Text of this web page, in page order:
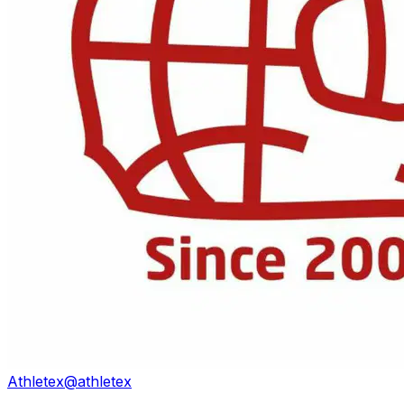
Athletex@athletex